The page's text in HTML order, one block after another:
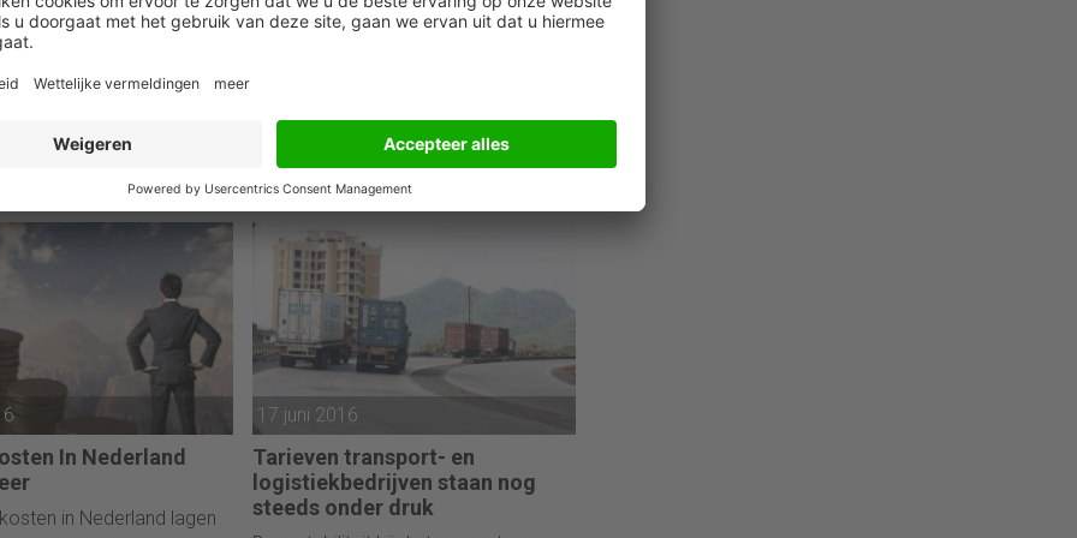
miljonairs boeken
gestegen ten opzichte
204.000. Het totale
deze groep groeide
miljard naar $517 miljard,
van 7,9%. Dit blijkt uit de
van het World Wealth
van Capgemini.
landbouwgrond
van ca. 31.500 euro per ha eind 2006
naar 55.500 euro per ha eind 2015.
trend doorzet. De Rabobank verwacht
eerder een daling van de prijs voor
landbouwgrond de komende jaren.
In Nederland
in Nederland lagen
17 juni 2016
Tarieven transport- en
logistiekbedrijven staan nog
steeds onder druk